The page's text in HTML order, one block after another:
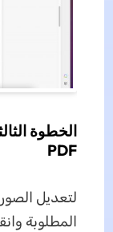
الخطوة
PDF
المطلوبة